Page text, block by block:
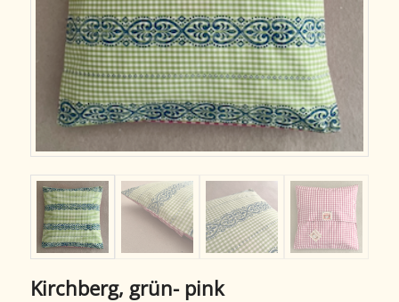
Kirchberg, grün- pink